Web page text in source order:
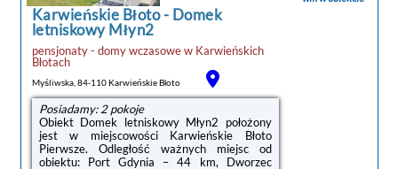
Gdynia ...
Błoto
Karwieńskie Błoto- Domek
letniskowy Młyn2
pensjonaty - domy wczasowew Karwieńskich
Błotach
Myśliwska, 84-110 Karwieńskie Błoto
Posiadamy: 2 pokoje
Obiekt Domek letniskowy Młyn2 położony
jest w miejscowości Karwieńskie Błoto
Pierwsze. Odległość ważnych miejsc od
obiektu: Port Gdynia – 44 km, Dworzec